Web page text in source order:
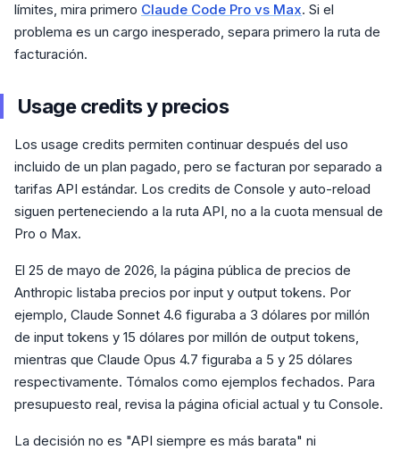
límites, mira primero Claude Code Pro vs Max. Si el
problema es un cargo inesperado, separa primero la ruta de
facturación.
Usage credits y precios
Los usage credits permiten continuar después del uso
incluido de un plan pagado, pero se facturan por separado a
tarifas API estándar. Los credits de Console y auto-reload
siguen perteneciendo a la ruta API, no a la cuota mensual de
Pro o Max.
El 25 de mayo de 2026, la página pública de precios de
Anthropic listaba precios por input y output tokens. Por
ejemplo, Claude Sonnet 4.6 figuraba a 3 dólares por millón
de input tokens y 15 dólares por millón de output tokens,
mientras que Claude Opus 4.7 figuraba a 5 y 25 dólares
respectivamente. Tómalos como ejemplos fechados. Para
presupuesto real, revisa la página oficial actual y tu Console.
La decisión no es "API siempre es más barata" ni